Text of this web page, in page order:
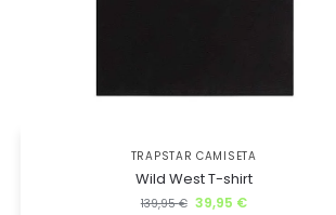
TRAPSTAR CAMISETA
Wild West T-shirt
139,95€ 39,95 €